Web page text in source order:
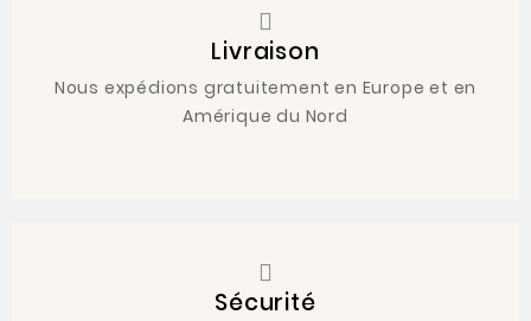
Livraison
Nous expédions gratuitement en Europe et en
Amérique du Nord
Sécurité